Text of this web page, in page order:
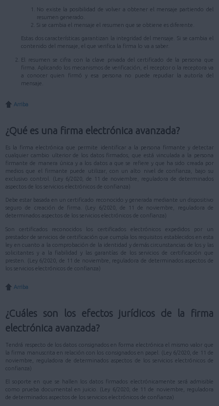
No existe la posibilidad de volver a obtener el mensaje partiendo del
resumen generado.
Si se cambia el mensaje el resumen que se obtiene es diferente.
Estas dos características garantizan la integridad del mensaje. Si se cambia el
contenido del mensaje, el que verifica la firma lo va a saber.
El resumen se cifra con la clave privada del certificado de la persona que
firma. Aplicando los mecanismos de verificación, el receptor o la receptora va
a conocer quien firmó y esa persona no puede repudiar la autoría del
mensaje.
Arriba
¿Qué es una firma electrónica avanzada?
Es la firma electrónica que permite identificar a la persona firmante y detectar
cualquier cambio ulterior de los datos firmados, que está vinculada a la persona
firmante de manera única y a los datos a que se refiere y que ha sido creada por
medios que el firmante puede utilizar, con un alto nivel de confianza, bajo su
exclusivo control. (Ley 6/2020, de 11 de noviembre, reguladora de determinados
aspectos de los servicios electrónicos de confianza)
Debe estar basada en un certificado reconocido y generada mediante un dispositivo
seguro de creación de firma. (Ley 6/2020, de 11 de noviembre, reguladora de
determinados aspectos de los servicios electrónicos de confianza)
Son certificados reconocidos los certificados electrónicos expedidos por un
prestador de servicios de certificación que cumpla los requisitos establecidos en esta
ley en cuanto a la comprobación de la identidad y demás circunstancias de los y las
solicitantes y a la fiabilidad y las garantías de los servicios de certificación que
presten. (Ley 6/2020, de 11 de noviembre, reguladora de determinados aspectos de
los servicios electrónicos de confianza)
Arriba
¿Cuáles son los efectos jurídicos de la firma
electrónica avanzada?
Tendrá respecto de los datos consignados en forma electrónica el mismo valor que
la firma manuscrita en relación con los consignados en papel. (Ley 6/2020, de 11 de
noviembre, reguladora de determinados aspectos de los servicios electrónicos de
confianza)
El soporte en que se hallen los datos firmados electrónicamente será admisible
como prueba documental en juicio. (Ley 6/2020, de 11 de noviembre, reguladora
de determinados aspectos de los servicios electrónicos de confianza)